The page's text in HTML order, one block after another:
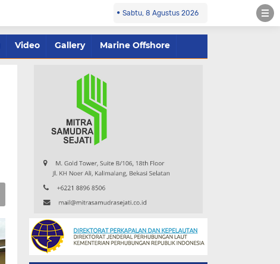
Sabtu, 8 Agustus 2026
Video Gallery Marine Offshore